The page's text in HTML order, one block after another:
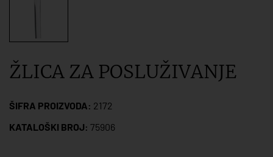
ŽLICA ZA POSLUŽIVANJE
ŠIFRA PROIZVODA: 2172
KATALOŠKI BROJ: 75906